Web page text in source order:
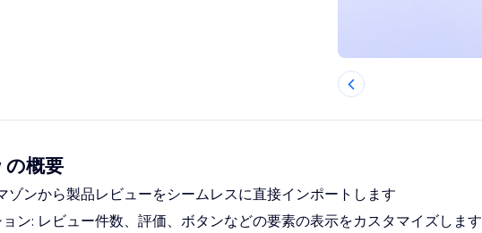
の概要
ゾンから製品レビューをシームレスに直接インポートします
ン: レビュー件数、評価、ボタンなどの要素の表示をカスタマイズします